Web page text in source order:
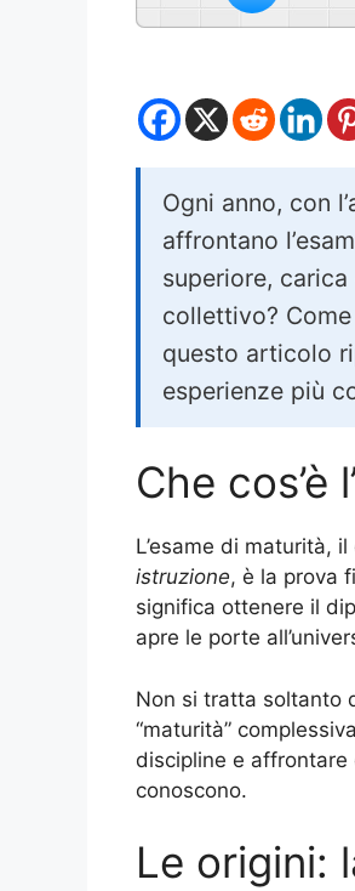
Ogni anno, con
affrontano
superiore,
collettivo?
questo articolo
esperienze più
Che cos’è
L’esame di maturità,
istruzione, è la prova
significa ottenere il
apre le porte
Non si tratta soltanto
“maturità”
discipline e
conoscono.
Le origini: